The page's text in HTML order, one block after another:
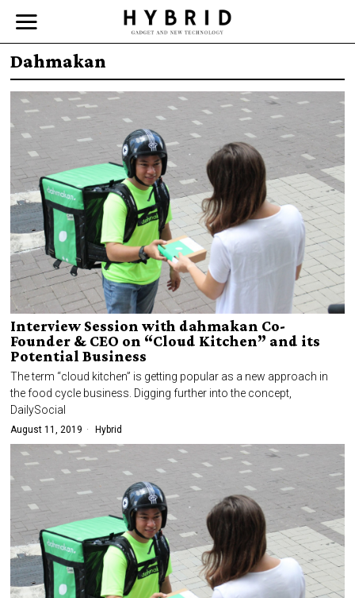
Dahmakan
Interview Session with dahmakan Co-
Founder & CEO on “Cloud Kitchen” and its
Potential Business
The term “cloud kitchen” is getting popular as a new approach in
the food cycle business. Digging further into the concept,
DailySocial
August 11, 2019 Hybrid